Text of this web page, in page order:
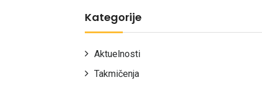
Kategorije
Aktuelnosti
Takmičenja